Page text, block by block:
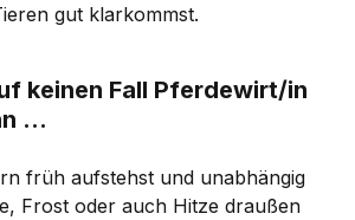
gut klarkommst.
keinen Fall Pferdewirt/in
…
früh aufstehst und unabhängig
Frost oder auch Hitze draußen